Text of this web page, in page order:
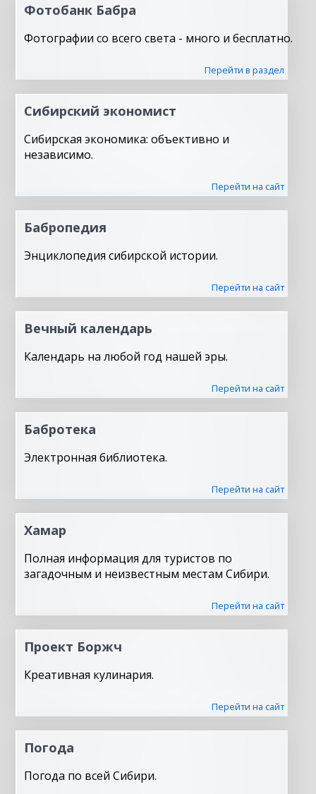
Фотобанк Бабра
Фотографии со всего света - много и бесплатно.
Перейти в раздел
Сибирский экономист
Сибирская экономика: объективно и
независимо.
Перейти на сайт
Бабропедия
Энциклопедия сибирской истории.
Перейти на сайт
Вечный календарь
Календарь на любой год нашей эры.
Перейти на сайт
Бабротека
Электронная библиотека.
Перейти на сайт
Хамар
Полная информация для туристов по
загадочным и неизвестным местам Сибири.
Перейти на сайт
Проект Боржч
Креативная кулинария.
Перейти на сайт
Погода
Погода по всей Сибири.